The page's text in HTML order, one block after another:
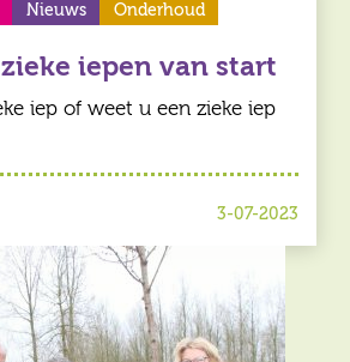
Nieuws Onderhoud
iepen van start
iep of weet u een zieke iep
3-07-2023